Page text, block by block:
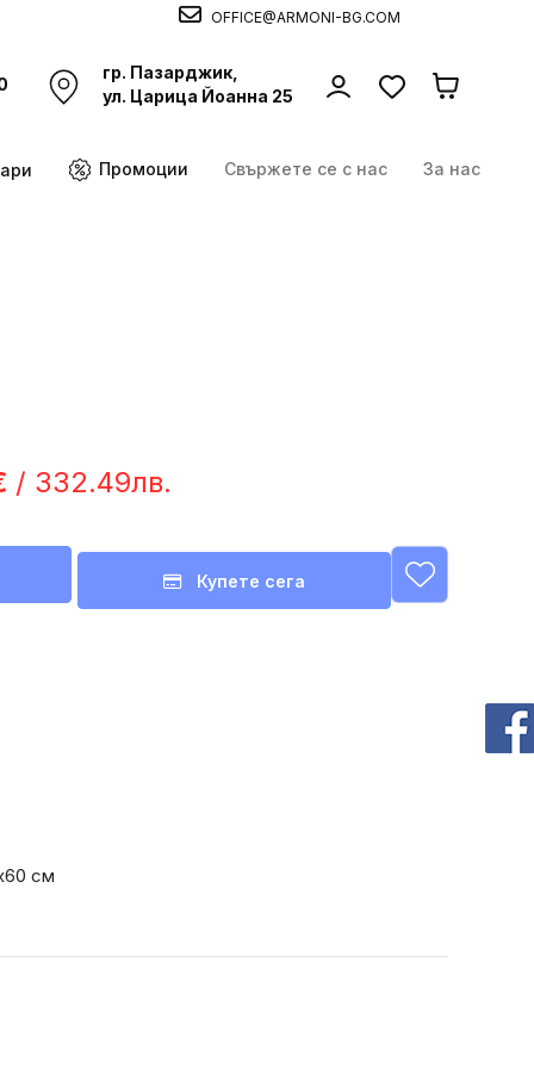
OFFICE@ARMONI-BG.COM
гр. Пазарджик,
ул. Царица Йоанна 25
Промоции Свържете се с нас За нас
/ 332.49лв.
Купете сега
см